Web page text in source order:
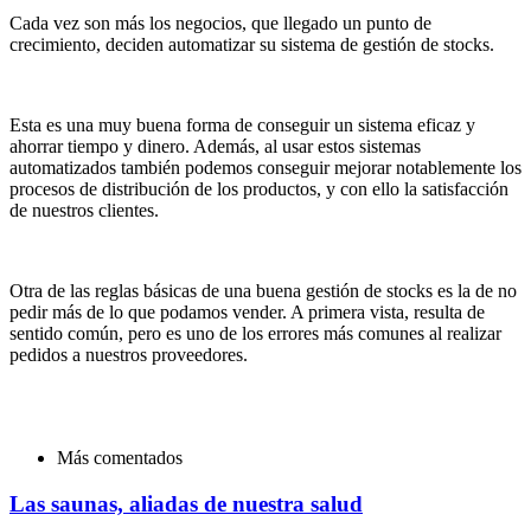
Cada vez son más los negocios, que llegado un punto de
crecimiento, deciden automatizar su sistema de gestión de stocks.
Esta es una muy buena forma de conseguir un sistema eficaz y
ahorrar tiempo y dinero. Además, al usar estos sistemas
automatizados también podemos conseguir mejorar notablemente los
procesos de distribución de los productos, y con ello la satisfacción
de nuestros clientes.
Otra de las reglas básicas de una buena gestión de stocks es la de no
pedir más de lo que podamos vender. A primera vista, resulta de
sentido común, pero es uno de los errores más comunes al realizar
pedidos a nuestros proveedores.
Más comentados
Las saunas, aliadas de nuestra salud